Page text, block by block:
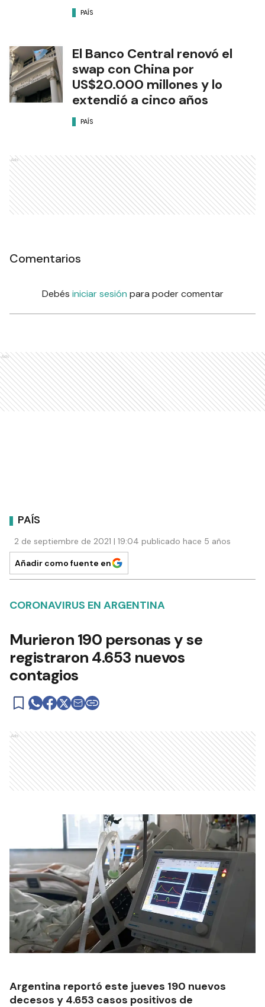
PAÍS
El Banco Central renovó el
swap con China por
US$20.000 millones y lo
extendió a cinco años
PAÍS
Ads
Comentarios
Debés iniciar sesión para poder comentar
Ads
PAÍS
2 de septiembre de 2021 | 19:04 publicado hace 5 años
Añadir como fuente en
CORONAVIRUS EN ARGENTINA
Murieron 190 personas y se
registraron 4.653 nuevos
contagios
Ads
Argentina reportó este jueves 190 nuevos
decesos y 4.653 casos positivos de